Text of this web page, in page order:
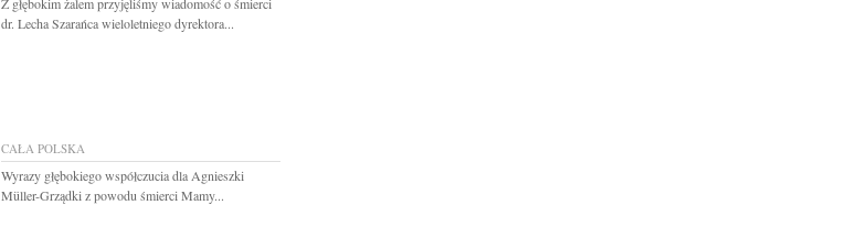
dr. Lecha Szarańca wieloletniego dyrektora...
CAŁA POLSKA
Wyrazy głębokiego współczucia dla Agnieszki
Müller-Grządki z powodu śmierci Mamy...